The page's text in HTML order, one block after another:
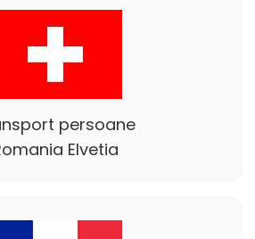
persoane
Elvetia